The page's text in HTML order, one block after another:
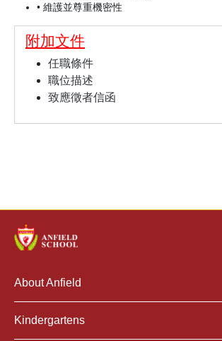
• 維護並尊重機密性
附加文件
任職條件
職位描述
致應徵者信函
About Anfield
Kindergartens